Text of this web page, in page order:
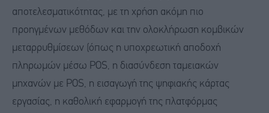
αποτελεσματικότητας, με τη χρήση ακόμη πιο
προηγμένων μεθόδων και την ολοκλήρωση κομβικών
μεταρρυθμίσεων (όπως η υποχρεωτική αποδοχή
πληρωμών μέσω POS, η διασύνδεση ταμειακών
μηχανών με POS, η εισαγωγή της ψηφιακής κάρτας
εργασίας, η καθολική εφαρμογή της πλατφόρμας